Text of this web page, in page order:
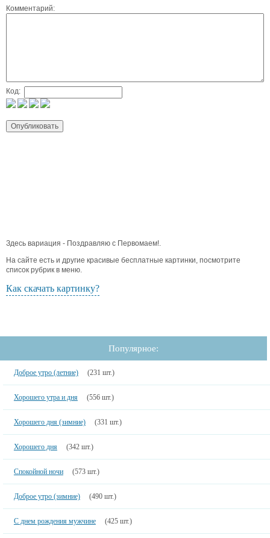
Комментарий:
Код:
Здесь вариация - Поздравляю с Первомаем!.
На сайте есть и другие красивые бесплатные картинки, посмотрите
список рубрик в меню.
Как скачать картинку?
Популярное:
Доброе утро (летние) (231 шт.)
Хорошего утра и дня (556 шт.)
Хорошего дня (зимние) (331 шт.)
Хорошего дня (342 шт.)
Спокойной ночи (573 шт.)
Доброе утро (зимние) (490 шт.)
С днем рождения мужчине (425 шт.)